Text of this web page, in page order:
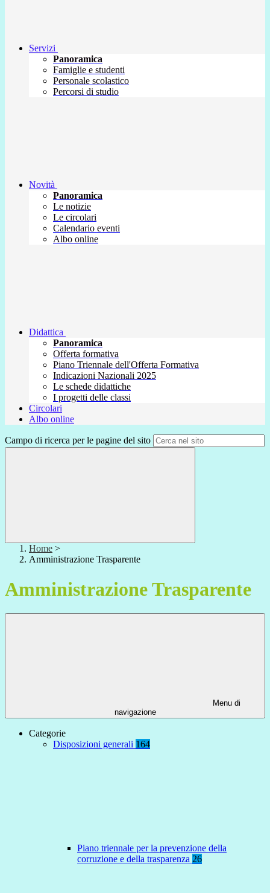
Servizi
Panoramica
Famiglie e studenti
Personale scolastico
Percorsi di studio
Novità
Panoramica
Le notizie
Le circolari
Calendario eventi
Albo online
Didattica
Panoramica
Offerta formativa
Piano Triennale dell'Offerta Formativa
Indicazioni Nazionali 2025
Le schede didattiche
I progetti delle classi
Circolari
Albo online
Campo di ricerca per le pagine del sito
Home >
Amministrazione Trasparente
Amministrazione Trasparente
Menu di
navigazione
Categorie
Disposizioni generali 164
Piano triennale per la prevenzione della
corruzione e della trasparenza 26